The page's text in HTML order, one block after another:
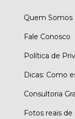
Quem Somos
Fale Conosco
Política de
Dicas: Como
Consultoria
Fotos reais